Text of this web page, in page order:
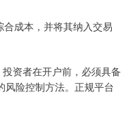
合成本，并将其纳入交易
资者在开户前，必须具备
风险控制方法。正规平台